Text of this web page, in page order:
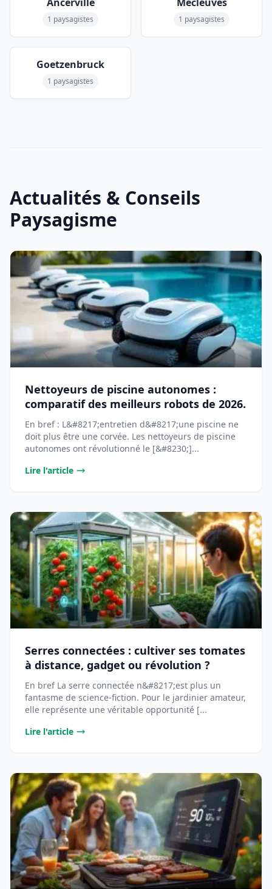
1 paysagistes 1 paysagistes
Goetzenbruck
1 paysagistes
Actualités & Conseils
Paysagisme
Nettoyeurs de piscine autonomes :
comparatif des meilleurs robots de 2026.
En bref : L&#8217;entretien d&#8217;une piscine ne
doit plus être une corvée. Les nettoyeurs de piscine
autonomes ont révolutionné le [&#8230;]...
Lire l'article
Serres connectées : cultiver ses tomates
à distance, gadget ou révolution ?
En bref La serre connectée n&#8217;est plus un
fantasme de science-fiction. Pour le jardinier amateur,
elle représente une véritable opportunité [...
Lire l'article